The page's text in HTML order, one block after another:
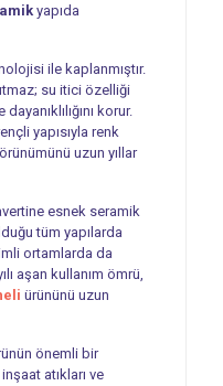
yapıda
ile kaplanmıştır.
su itici özelliği
korur.
yapısıyla renk
uzun yıllar
esnek seramik
tüm yapılarda
ortamlarda da
aşan kullanım ömrü,
ürününü uzun
önemli bir
atıkları ve